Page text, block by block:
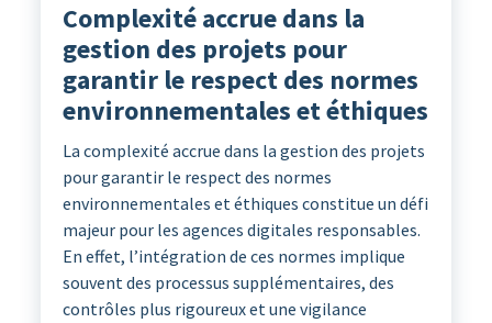
Complexité accrue dans la
gestion des projets pour
garantir le respect des normes
environnementales et éthiques
La complexité accrue dans la gestion des projets
pour garantir le respect des normes
environnementales et éthiques constitue un défi
majeur pour les agences digitales responsables.
En effet, l’intégration de ces normes implique
souvent des processus supplémentaires, des
contrôles plus rigoureux et une vigilance